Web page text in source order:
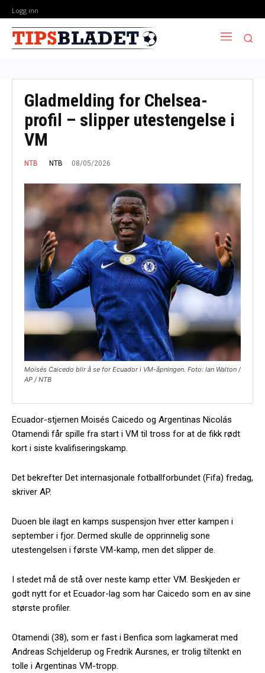
Logg inn
Gladmelding for Chelsea-
profil – slipper utestengelse i
VM
NTB NTB 08/05/2026
Moisés Caicedo blir å se for Ecuador i VM-åpningen. Foto: Ian Walton /
AP / NTB
Ecuador-stjernen Moisés Caicedo og Argentinas Nicolás
Otamendi får spille fra start i VM til tross for at de fikk rødt
kort i siste kvalifiseringskamp.
Det bekrefter Det internasjonale fotballforbundet (Fifa) fredag,
skriver AP.
Duoen ble ilagt en kamps suspensjon hver etter kampen i
september i fjor. Dermed skulle de opprinnelig sone
utestengelsen i første VM-kamp, men det slipper de.
I stedet må de stå over neste kamp etter VM. Beskjeden er
godt nytt for et Ecuador-lag som har Caicedo som en av sine
største profiler.
Otamendi (38), som er fast i Benfica som lagkamerat med
Andreas Schjelderup og Fredrik Aursnes, er trolig tiltenkt en
tolle i Argentinas VM-tropp.